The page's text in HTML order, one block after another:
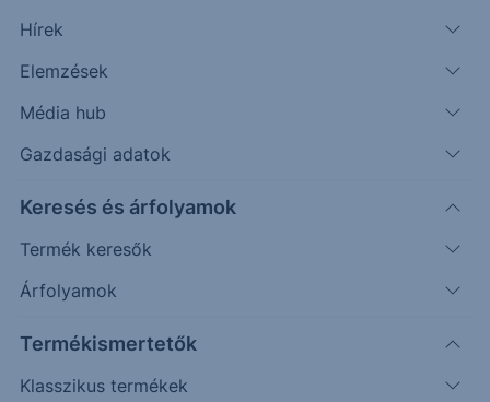
Hírek
Elemzések
Média hub
Gazdasági adatok
Keresés és árfolyamok
Termék keresők
Árfolyamok
Termékismertetők
Klasszikus termékek
Strukturált Értékpapírok
Magasabb hozam lehetősége egyedi